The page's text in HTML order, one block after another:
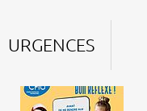
URGENCES